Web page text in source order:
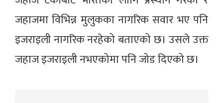
जहाजमा विभिन्न मुलुकका नागरिक सवार भए पनि
इजराइली नागरिक नरहेको बताएको छ। उसले उक्त
जहाज इजराइली नभएकोमा पनि जोड दिएको छ।